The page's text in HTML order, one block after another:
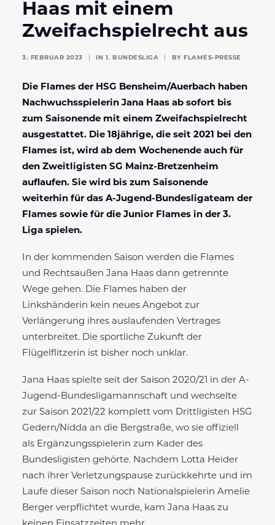
Haas mit einem
Zweifachspielrecht aus
3. FEBRUAR 2023 IN 1. BUNDESLIGA BY FLAMES-PRESSE
Die Flames der HSG Bensheim/Auerbach haben
Nachwuchsspielerin Jana Haas ab sofort bis
zum Saisonende mit einem Zweifachspielrecht
ausgestattet. Die 18jährige, die seit 2021 bei den
Flames ist, wird ab dem Wochenende auch für
den Zweitligisten SG Mainz-Bretzenheim
auflaufen. Sie wird bis zum Saisonende
weiterhin für das A-Jugend-Bundesligateam der
Flames sowie für die Junior Flames in der 3.
Liga spielen.
In der kommenden Saison werden die Flames
und Rechtsaußen Jana Haas dann getrennte
Wege gehen. Die Flames haben der
Linkshänderin kein neues Angebot zur
Verlängerung ihres auslaufenden Vertrages
unterbreitet. Die sportliche Zukunft der
Flügelflitzerin ist bisher noch unklar.
Jana Haas spielte seit der Saison 2020/21 in der A-
Jugend-Bundesligamannschaft und wechselte
zur Saison 2021/22 komplett vom Drittligisten HSG
Gedern/Nidda an die Bergstraße, wo sie offiziell
als Ergänzungsspielerin zum Kader des
Bundesligisten gehörte. Nachdem Lotta Heider
nach ihrer Verletzungspause zurückkehrte und im
Laufe dieser Saison noch Nationalspielerin Amelie
Berger verpflichtet wurde, kam Jana Haas zu